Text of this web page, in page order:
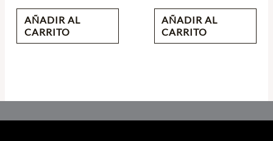
AÑADIR AL
CARRITO
AÑADIR AL
CARRITO